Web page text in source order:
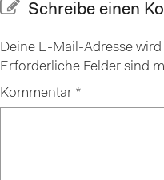
Schreibe einen
Deine E-Mail-Adresse
Erforderliche Felder sind
Kommentar *